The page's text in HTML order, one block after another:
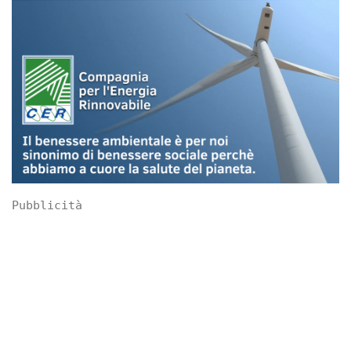
Pubblicità